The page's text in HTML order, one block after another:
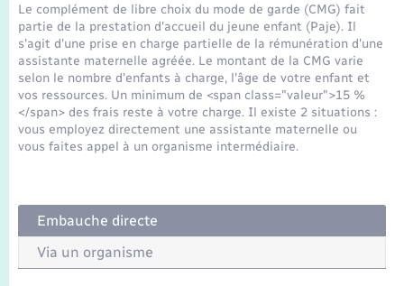
Numérique
Organisation d’événement
Sécurité - Prévention
Transports
La Communauté de communes
Le complément de libre choix du mode de garde (CMG) fait
partie de la prestation d'accueil du jeune enfant (Paje). Il
s'agit d'une prise en charge partielle de la rémunération d'une
assistante maternelle agréée. Le montant de la CMG varie
selon le nombre d'enfants à charge, l'âge de votre enfant et
vos ressources. Un minimum de <span class="valeur">15 %
</span> des frais reste à votre charge. Il existe 2 situations :
vous employez directement une assistante maternelle ou
vous faites appel à un organisme intermédiaire.
Embauche directe
Via un organisme